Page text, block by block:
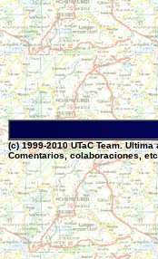
(c) 1999-2010 UTaC Team.
Comentarios, colaboraciones,